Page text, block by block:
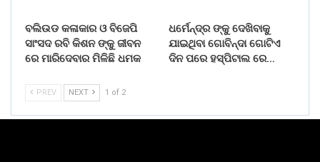
ବଲିଉଡ କଳାକାର ଓ ବିଜେପି
ସାଂସଦ ରବି କିଶନ ଙ୍କୁ ଜୀବନ
ରେ ମାରିଦେବାର ମିଳିଛି ଧମକ
ଧର୍ମେନ୍ଦ୍ର ଙ୍କୁ ଦେଖିବାକୁ
ଯାଇଥିବା ଗୋବିନ୍ଦା ଗୋଟିଏ
ଦିନ ପରେ ହସ୍ପିଟାଲ ରେ…
PREV NEXT 1 of 2